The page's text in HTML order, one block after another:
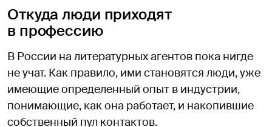
Откуда люди приходят
в профессию
В России на литературных агентов пока нигде
не учат. Как правило, ими становятся люди, уже
имеющие определенный опыт в индустрии,
понимающие, как она работает, и накопившие
собственный пул контактов.